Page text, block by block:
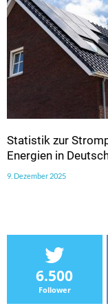
Statistik zur
Energien in
9. Dezember 2025
6.500
Follower